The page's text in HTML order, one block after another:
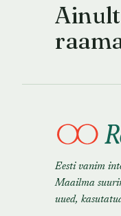
Eesti vanim
Maailma
uued,